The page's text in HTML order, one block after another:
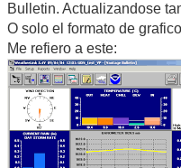
Bulletin. Actualizandose
O solo el formato de
Me refiero a este: